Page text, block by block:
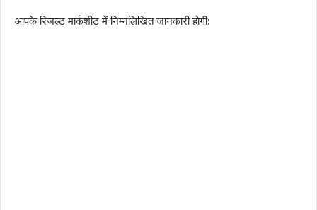
आपके रिजल्ट मार्कशीट में निम्नलिखित जानकारी होगी: